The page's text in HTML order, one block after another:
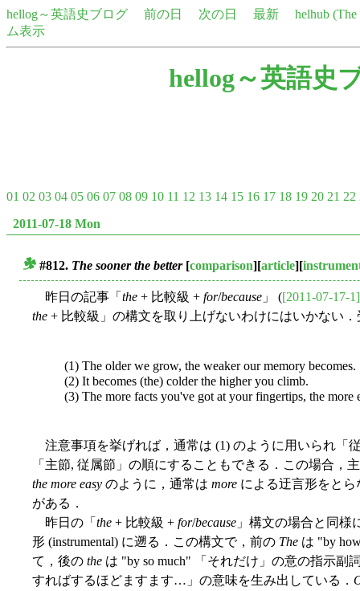
hellog～英語史ブログ 前の日 次の日 最新
helhub
ム表示
hellog～英語史
01 02 03 04 05 06 07 08 09 10 11 12 13 14 15 16 17 18 19 20 21 22
2011-07-18 Mon
#812. The sooner the better[comparison][article][
昨日の記事「 the + 比較級 + for/because 」 ([2011-07-17-1]
the + 比較級」の構文を取り上げないわけにはいかない
(1) The older we grow, the weaker our memory becomes.
(2) It becomes (the) colder the higher you climb.
(3) The more facts you've got at your fingertips, the more
注意事項を挙げれば，通常は (1) のように用いられ「
「主節, 従属節」の順にすることもできる．この場合，
the more easy のように，通常は more による迂言形をと
がある．
昨日の「 the + 比較級 + for/because 」構文の場合と同様
形 (instrumental) に遡る．この構文で，前の The は "by
て，後の the は "by so much" 「それだけ」の意の指示
すればするほどますます…」の意味を生み出している．